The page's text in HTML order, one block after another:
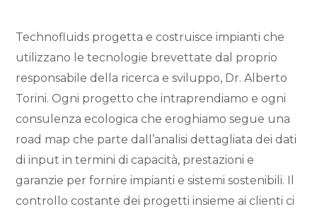
Technofluids progetta e costruisce impianti che
utilizzano le tecnologie brevettate dal proprio
responsabile della ricerca e sviluppo, Dr. Alberto
Torini. Ogni progetto che intraprendiamo e ogni
consulenza ecologica che eroghiamo segue una
road map che parte dall’analisi dettagliata dei dati
di input in termini di capacità, prestazioni e
garanzie per fornire impianti e sistemi sostenibili. Il
controllo costante dei progetti insieme ai clienti ci